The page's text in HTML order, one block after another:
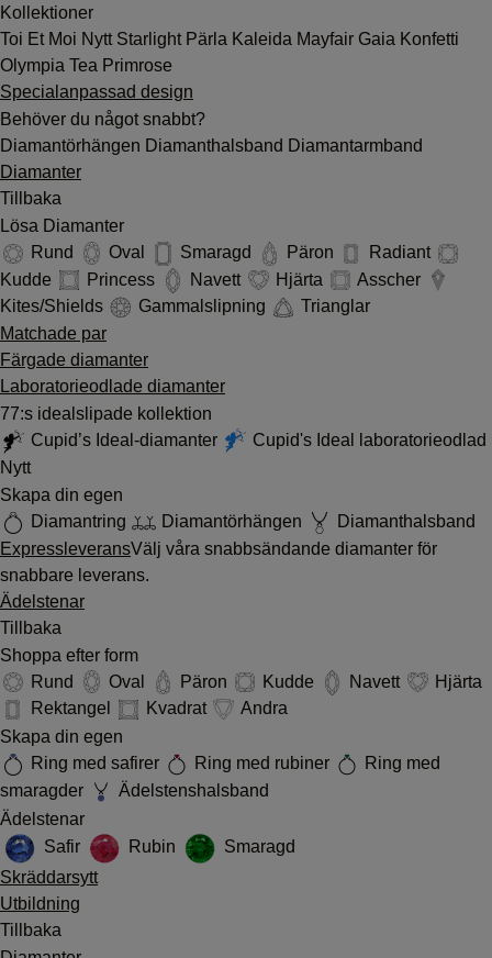
Kollektioner
Toi Et Moi NyttStarlight Pärla Kaleida Mayfair Gaia Konfetti
Olympia Tea Primrose
Specialanpassad design
Behöver du något snabbt?
Diamantörhängen Diamanthalsband Diamantarmband
Diamanter
Tillbaka
Lösa Diamanter
Rund
Oval Smaragd Päron
Radiant
Kudde
Princess Navett Hjärta
Asscher
Kites/Shields
Gammalslipning
Trianglar
Matchade par
Färgade diamanter
Laboratorieodlade diamanter
77:s idealslipade kollektion
Cupid’s Ideal-diamanter
Cupid's Ideal laboratorieodlad
Nytt
Skapa din egen
Diamantring
Diamantörhängen
Diamanthalsband
ExpressleveransVälj våra snabbsändande diamanter för
snabbare leverans.
Ädelstenar
Tillbaka
Shoppa efter form
Rund
Oval Päron Kudde Navett
Hjärta
Rektangel
Kvadrat
Andra
Skapa din egen
Ring med safirer
Ring med rubiner
Ring med
smaragder
Ädelstenshalsband
Ädelstenar
Safir
Rubin
Smaragd
Skräddarsytt
Utbildning
Tillbaka